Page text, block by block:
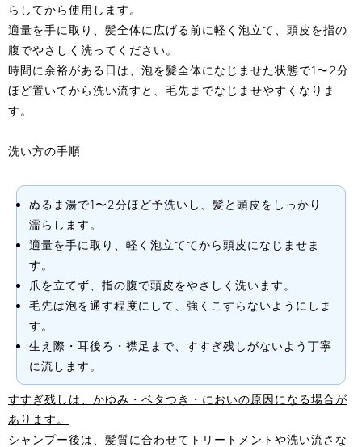
らしてから使用します。
適量を手に取り、髪全体に広げる前に軽く泡立て、頭皮を指の
腹でやさしく洗ってください。
時間に余裕がある日は、泡を髪全体になじませた状態で1〜2分
ほど置いてから洗い流すと、毛先までなじませやすくなりま
す。
洗い方の手順
ぬるま湯で1〜2分ほど予洗いし、髪と頭皮をしっかり
濡らします。
適量を手に取り、軽く泡立ててから頭皮になじませま
す。
爪を立てず、指の腹で頭皮をやさしく洗います。
毛先は泡を通す程度にして、強くこすらないようにしま
す。
生え際・耳後ろ・襟足まで、すすぎ残しがないよう丁寧
に流します。
すすぎ残しは、かゆみ・ベタつき・においの原因になる場合が
あります。
シャンプー後は、髪質に合わせてトリートメントや洗い流さな